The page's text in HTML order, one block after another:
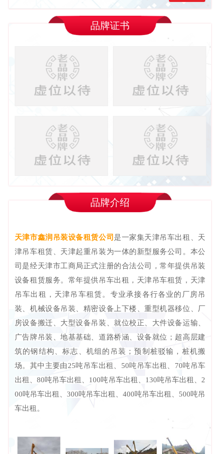
品牌证书
品牌介绍
天津市鑫润吊装设备租赁公司 是一家集天津吊车出租、天
津吊车租赁、天津起重吊装为一体的新型服务公司。本公
司是经天津市工商局正式注册的合法公司，常年提供吊装
设备租赁服务。常年提供吊车出租，天津吊车租赁，天津
吊车出租，天津吊车租赁。专业承接各行各业的厂房吊
装、机械设备吊装、精密设备上下楼、重型机器移位、厂
房设备搬迁、大型设备吊装、就位校正、大件设备运输、
广告牌吊装、地基基础、道路桥涵、设备就位；超高层建
筑的钢结构、标志、机组的吊装；预制桩驳输，桩机搬
场。其中主要由25吨吊车出租、50吨吊车出租、70吨吊车
出租、80吨吊车出租、100吨吊车出租、130吨吊车出租、2
00吨吊车出租、300吨吊车出租、400吨吊车出租、500吨吊
车出租。